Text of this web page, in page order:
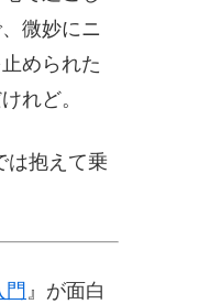
微妙にニ
められた
れど。
は抱えて乗
門 』が面白